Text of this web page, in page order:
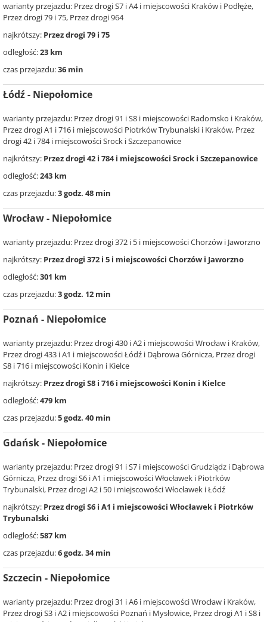
warianty przejazdu: Przez drogi S7 i A4 i miejscowości Kraków i Podłęże,
Przez drogi 79 i 75, Przez drogi 964
najkrótszy: Przez drogi 79 i 75
odległość:23 km
czas przejazdu:36 min
Łódź - Niepołomice
warianty przejazdu: Przez drogi 91 i S8 i miejscowości Radomsko i Kraków,
Przez drogi A1 i 716 i miejscowości Piotrków Trybunalski i Kraków, Przez
drogi 42 i 784 i miejscowości Srock i Szczepanowice
najkrótszy: Przez drogi 42 i 784 i miejscowości Srock i Szczepanowice
odległość:243 km
czas przejazdu:3 godz. 48 min
Wrocław - Niepołomice
warianty przejazdu: Przez drogi 372 i 5 i miejscowości Chorzów i Jaworzno
najkrótszy: Przez drogi 372 i 5 i miejscowości Chorzów i Jaworzno
odległość:301 km
czas przejazdu:3 godz. 12 min
Poznań - Niepołomice
warianty przejazdu: Przez drogi 430 i A2 i miejscowości Wrocław i Kraków,
Przez drogi 433 i A1 i miejscowości Łódź i Dąbrowa Górnicza, Przez drogi
S8 i 716 i miejscowości Konin i Kielce
najkrótszy: Przez drogi S8 i 716 i miejscowości Konin i Kielce
odległość:479 km
czas przejazdu:5 godz. 40 min
Gdańsk - Niepołomice
warianty przejazdu: Przez drogi 91 i S7 i miejscowości Grudziądz i Dąbrowa
Górnicza, Przez drogi S6 i A1 i miejscowości Włocławek i Piotrków
Trybunalski, Przez drogi A2 i 50 i miejscowości Włocławek i Łódź
najkrótszy: Przez drogi S6 i A1 i miejscowości Włocławek i Piotrków
Trybunalski
odległość:587 km
czas przejazdu:6 godz. 34 min
Szczecin - Niepołomice
warianty przejazdu: Przez drogi 31 i A6 i miejscowości Wrocław i Kraków,
Przez drogi S3 i A2 i miejscowości Poznań i Mysłowice, Przez drogi A1 i S8 i